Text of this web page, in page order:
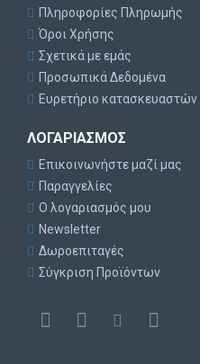
Πληροφορίες Πληρωμής
Όροι Χρήσης
Σχετικά με εμάς
Προσωπικά Δεδομένα
Ευρετήριο κατασκευαστών
ΛΟΓΑΡΙΑΣΜΌΣ
Επικοινωνήστε μαζί μας
Παραγγελίες
Ο λογαριασμός μου
Newsletter
Δωροεπιταγές
Σύγκριση Προϊόντων